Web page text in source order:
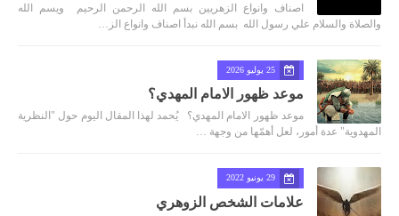
اصناف وانواع الزهريين بسم الله الرحمن الرحيم ويسم الله
والصلاة والسلام علي رسول الله بسم الله نبدأ اصناف وانواع الز…
25 يوليو 2026
موعد ظهور الامام المهدي؟
موعد ظهور الامام المهدي؟ يُحمد لهذا المقال اليوم حول "النظرية
المهدوية" عدة أمور، لعل أهمّها من وجهة …
29 يونيو 2022
علامات الشخص الزوهري